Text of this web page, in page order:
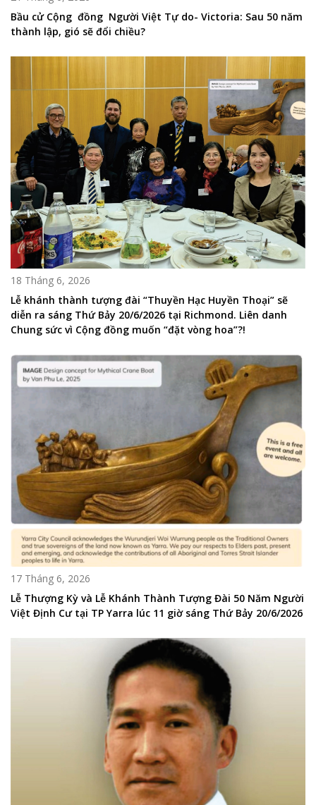
Bầu cử Cộng đồng Người Việt Tự do- Victoria: Sau 50 năm
thành lập, gió sẽ đổi chiều?
18 Tháng 6, 2026
Lễ khánh thành tượng đài “Thuyền Hạc Huyền Thoại” sẽ
diễn ra sáng Thứ Bảy 20/6/2026 tại Richmond. Liên danh
Chung sức vì Cộng đồng muốn “đặt vòng hoa”?!
17 Tháng 6, 2026
Lễ Thượng Kỳ và Lễ Khánh Thành Tượng Đài 50 Năm Người
Việt Định Cư tại TP Yarra lúc 11 giờ sáng Thứ Bảy 20/6/2026